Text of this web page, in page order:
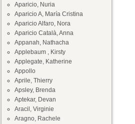
Aparicio, Nuria
Aparicio A, María Cristina
Aparicio Alfaro, Nora
Aparicio Català, Anna
Appanah, Nathacha
Applebaum , Kirsty
Applegate, Katherine
Appollo
Aprile, Thierry
Apsley, Brenda
Aptekar, Devan
Aracil, Virginie
Aragno, Rachele